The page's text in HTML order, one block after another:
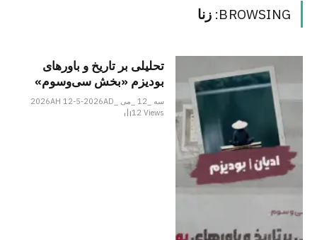
BROWSING: زنا
تحلیلی بر تاریخ و باورهای
بودیزم «بخش سی‌وسوم»
سه _12 _می _2026AH 12-5-2026AD
12Views